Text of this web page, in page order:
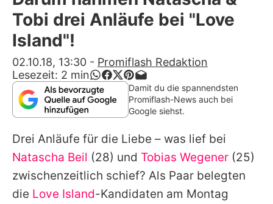
Alle Themen auf Promiflash
App runterladen
Team
Redaktionelle Richtlinien
Impressum
Datenschutzerklärung
Nutzungsbedingungen
Tobi drei Anläufe bei "Love
Island"!
02.10.18, 13:30 - Promiflash Redaktion
Lesezeit: 2 min
Damit du die spannendsten
Promiflash-News auch bei
Google siehst.
Drei Anläufe für die Liebe – was lief bei
Natascha Beil (28) und Tobias Wegener (25)
zwischenzeitlich schief? Als Paar belegten
die Love Island-Kandidaten am Montag